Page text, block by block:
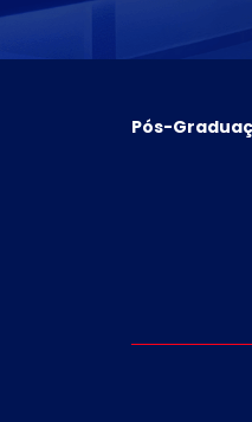
Pós-